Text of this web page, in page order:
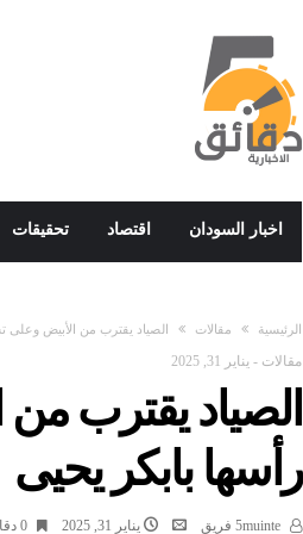
اخبار السودان اقتصاد تحقيقات
‫الرئيسية‬ مقالات الصياد يقترب من الأبيض وعلى
مقالات - يناير 31, 2025
الصياد يقترب
رأسها بابكر يحيى
يناير 31, 2025 0 ‫دقائق‬